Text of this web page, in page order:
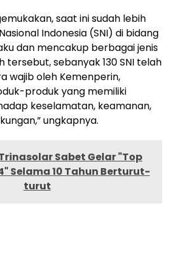
saat ini sudah lebih
Indonesia (SNI) di bidang
dan mencakup berbagai jenis
tersebut, sebanyak 130 SNI telah
wajib oleh Kemenperin,
produk yang memiliki
keselamatan, keamanan,
ungkapnya.
Sabet Gelar "Top
Selama 10 Tahun Berturut-
turut